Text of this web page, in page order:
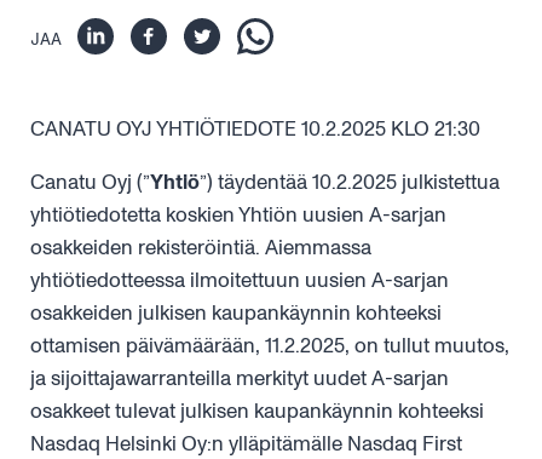
JAA
CANATU OYJ YHTIÖTIEDOTE 10.2.2025 KLO 21:30
Canatu Oyj (”Yhtiö”) täydentää 10.2.2025 julkistettua
yhtiötiedotetta koskien Yhtiön uusien A-sarjan
osakkeiden rekisteröintiä. Aiemmassa
yhtiötiedotteessa ilmoitettuun uusien A-sarjan
osakkeiden julkisen kaupankäynnin kohteeksi
ottamisen päivämäärään, 11.2.2025, on tullut muutos,
ja sijoittajawarranteilla merkityt uudet A-sarjan
osakkeet tulevat julkisen kaupankäynnin kohteeksi
Nasdaq Helsinki Oy:n ylläpitämälle Nasdaq First